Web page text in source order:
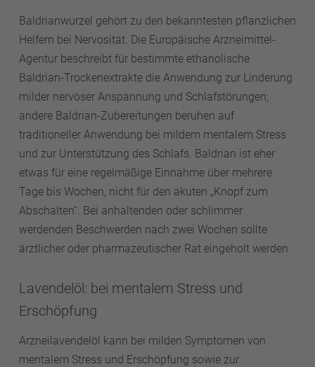
Baldrianwurzel gehört zu den bekanntesten pflanzlichen
Helfern bei Nervosität. Die Europäische Arzneimittel-
Agentur beschreibt für bestimmte ethanolische
Baldrian-Trockenextrakte die Anwendung zur Linderung
milder nervöser Anspannung und Schlafstörungen;
andere Baldrian-Zubereitungen beruhen auf
traditioneller Anwendung bei mildem mentalem Stress
und zur Unterstützung des Schlafs. Baldrian ist eher
etwas für eine regelmäßige Einnahme über mehrere
Tage bis Wochen, nicht für den akuten „Knopf zum
Abschalten“. Bei anhaltenden oder schlimmer
werdenden Beschwerden nach zwei Wochen sollte
ärztlicher oder pharmazeutischer Rat eingeholt werden
Lavendelöl: bei mentalem Stress und
Erschöpfung
Arzneilavendelöl kann bei milden Symptomen von
mentalem Stress und Erschöpfung sowie zur